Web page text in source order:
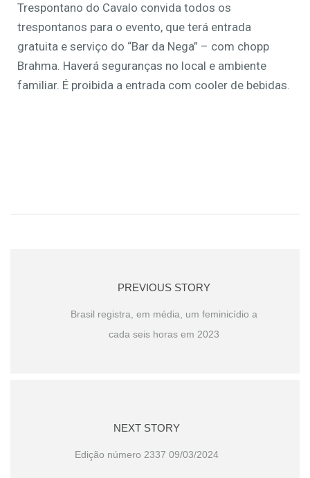
Trespontano do Cavalo convida todos os
trespontanos para o evento, que terá entrada
gratuita e serviço do “Bar da Nega” – com chopp
Brahma. Haverá seguranças no local e ambiente
familiar. É proibida a entrada com cooler de bebidas.
PREVIOUS STORY
Brasil registra, em média, um feminicídio a
cada seis horas em 2023
NEXT STORY
Edição número 2337 09/03/2024